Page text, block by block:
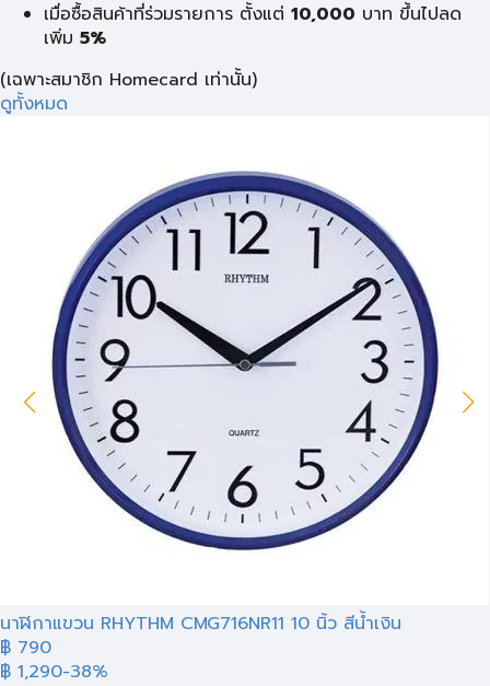
เมื่อซื้อสินค้าที่ร่วมรายการ ตั้งแต่ 10,000 บาท ขึ้นไปลด
เพิ่ม 5%
(เฉพาะสมาชิก Homecard เท่านั้น)
ดูทั้งหมด
นาฬิกาแขวน RHYTHM CMG716NR11 10 นิ้ว สีน้ำเงิน
฿ 790
฿ 1,290-38%